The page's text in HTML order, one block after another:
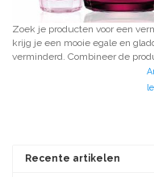
Zoek je producten voor een
krijg je een mooie egale en
verminderd. Combineer de
Recente artikelen